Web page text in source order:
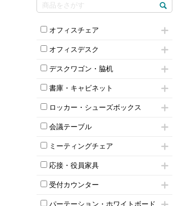
オフィスチェア
肘付きチェア
肘無しチェア
役員チェア
オフィスチェアその他
オフィスデスク
片袖机
フリーアドレスデスク（ベンチデスク）
昇降デスク
両袖机
デスクワゴン・脇机
インワゴン2段
インワゴン3段
脇机
書庫・キャビネット
ハイキャビネット
ローキャビネット
両開きキャビネット
上下連結キャビネット
軽量ラック（スチールラック）
収納家具その他
オープン書庫
ロッカー・シューズボックス
1人用ロッカー
2人用ロッカー
3人用ロッカー
5人用ロッカー
8人用ロッカー
会議テーブル
ミーティングテーブル
スタッキングテーブル
ネスティングテーブル
カウンターテーブル
ミーティングチェア
キャスター付きミーティングチェア
スタッキングミーティングチェア
テーブル付きミーティングチェア
折りたたみミーティングチェア
応接・役員家具
応接セット
応接ソファ
応接チェア
受付カウンター
ハイカウンター
パーテーション・ホワイトボード